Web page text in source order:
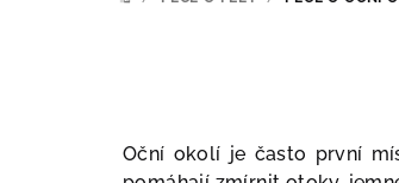
DOMŮ
Oční okolí je často první